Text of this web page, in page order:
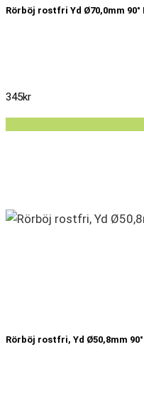
Rörböj rostfri Yd Ø70,0mm 90°
345kr
Rörböj rostfri, Yd Ø50,8mm